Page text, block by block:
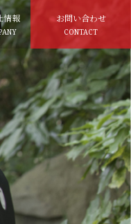
情報 お問い合わせ
CONTACT